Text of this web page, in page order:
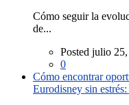
Cómo seguir la
de...
Posted julio
0
Cómo encontrar
Eurodisney sin